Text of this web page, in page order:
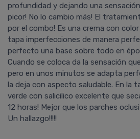
profundidad y dejando una
picor! No lo cambio más! El
por el combo! Es una crema con
tapa imperfecciones de manera
perfecto una base sobre todo en
Cuando se coloca da la sensación
pero en unos minutos se adapta
la deja con aspecto saludable. En la
verde con salicilico excelente que
12 horas! Mejor que los parches
Un hallazgo!!!!!